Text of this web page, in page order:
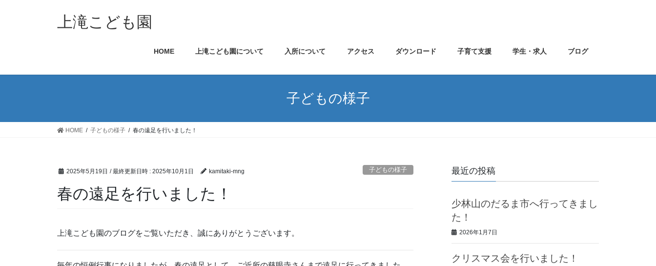
ス
ン
上滝こども園
HOME 上滝こども園について 入所について アクセス ダウンロード 子育て支援 学生・求人 ブログ
子どもの様子
HOME 子どもの様子 春の遠足を行いました！
2025年5月19日 / 最終更新日時 : 2025年10月1日 kamitaki-mng 子どもの様子
春の遠足を行いました！
上滝こども園のブログをご覧いただき、誠にありがとうございます。
最近の投稿
少林山のだるま市へ行ってきまし
た！
2026年1月7日
クリスマス会を行いました！